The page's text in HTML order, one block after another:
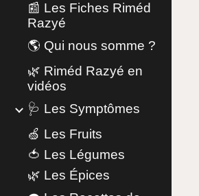
📰 Les Fiches Riméd
Razyé
🌎 Qui nous somme ?
🌿 Riméd Razyé en
vidéos
🩺 Les Symptômes
🍏 Les Fruits
🍅 Les Légumes
🌿 Les Épices